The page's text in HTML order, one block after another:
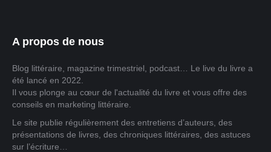
A propos de nous
Blog littéraire, magazine trimestriel, podcast… Le live du livre a
été lancé en 2022.
Il vous plonge au cœur de l'actualité du livre et vous offre des
conseils en marketing littéraire.
Le site publie régulièrement des entretiens d’auteurs, des
présentations de livres, des chroniques littéraires, des astuces
sur l’écriture…